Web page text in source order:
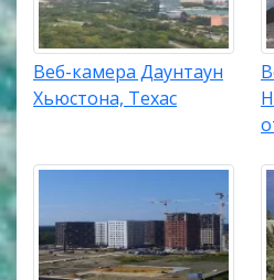
Веб-камера Даунтаун
Хьюстона, Техас